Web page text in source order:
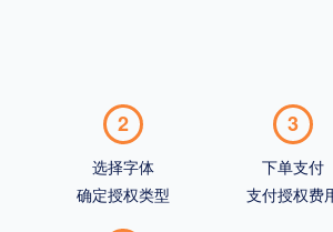
2
选择字体
确定授权类型
3
下单支付
支付授权费